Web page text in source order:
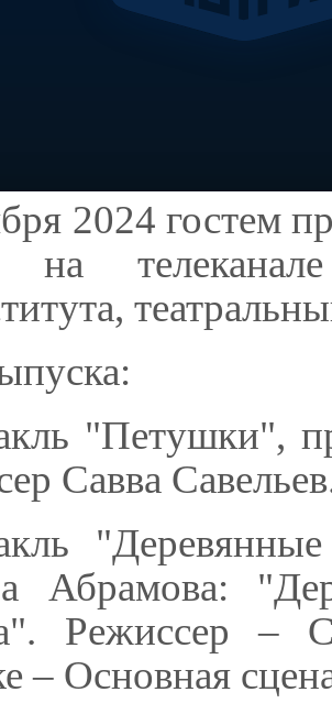
2024 гостем
на
"Петушки",
Савва
Абрамова:
Режиссер –
– Основная